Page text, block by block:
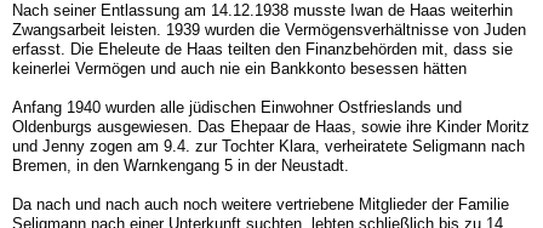
Nach seiner Entlassung am 14.12.1938 musste Iwan de Haas weiterhin
Zwangsarbeit leisten. 1939 wurden die Vermögensverhältnisse von Juden
erfasst. Die Eheleute de Haas teilten den Finanzbehörden mit, dass sie
keinerlei Vermögen und auch nie ein Bankkonto besessen hätten
Anfang 1940 wurden alle jüdischen Einwohner Ostfrieslands und
Oldenburgs ausgewiesen. Das Ehepaar de Haas, sowie ihre Kinder Moritz
und Jenny zogen am 9.4. zur Tochter Klara, verheiratete Seligmann nach
Bremen, in den Warnkengang 5 in der Neustadt.
Da nach und nach auch noch weitere vertriebene Mitglieder der Familie
Seligmann nach einer Unterkunft suchten, lebten schließlich bis zu 14